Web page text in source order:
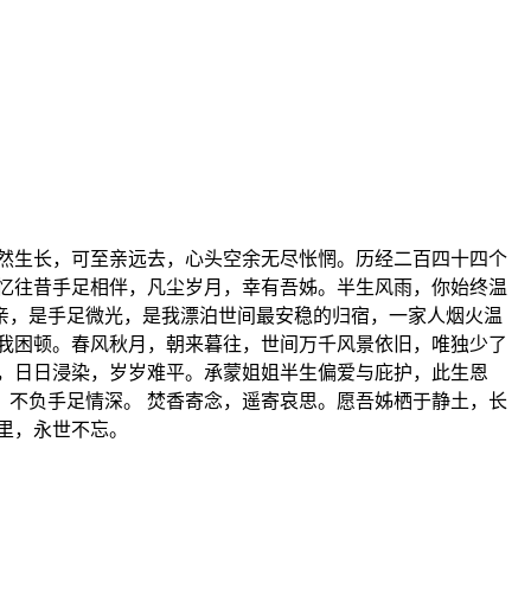
长，可至亲远去，心头空余无尽怅惘。历经二百四十四个
昔手足相伴，凡尘岁月，幸有吾姊。半生风雨，你始终温
是手足微光，是我漂泊世间最安稳的归宿，一家人烟火温
顿。春风秋月，朝来暮往，世间万千风景依旧，唯独少了
日浸染，岁岁难平。承蒙姐姐半生偏爱与庇护，此生恩
负手足情深。 焚香寄念，遥寄哀思。愿吾姊栖于静土，长
，永世不忘。